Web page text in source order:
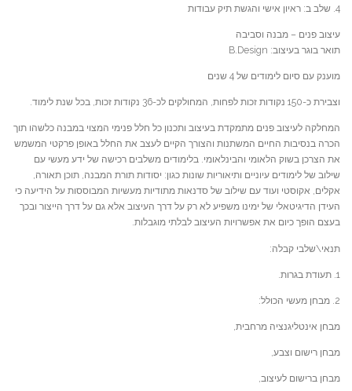
4. שלב ב: ראיון אישי והגשת תיק עבודות
עיצוב פנים – מבנה וסביבה
תואר בוגר בעיצוב: B.Design
מוענק עם סיום לימודים של 4 שנים
וצבירת כ-150 נקודות זכות לפחות, המחולקים לכ-36 נקודות זכות, בכל שנת לימוד.
המחלקה לעיצוב פנים מתמקדת בעיצוב ותכנון כל חלל פנימי המצוי במבנה כלשהו תוך
הכרה בנסיבות החיים המשתנות והצורך הקיים לעצב את החלל באופן פרקטי המשמש
את הצרכן בשוק הלאומי והבינלאומי. בלימודים משלבים רכישה של ידע מעשי עם
שילוב של לימודים עיוניים ותיאוריות שונות כגון: יסודות תורת המבנה, תוכן תאורה,
אקלים, אקוסטי ועוד עם שילוב של סדנאות מתודיות מעשיות המבוססות על הידיעה כי
העידן הדיגיטאלי של ימינו משפיע לא רק על דרך העיצוב אלא גם על דרך הייצור ובכך
בעצם הופך כיום את אפשרויות העיצוב לבלתי מוגבלות.
תנאי\שלבי קבלה:
1. תעודת בגרות.
2. מבחן מעשי הכולל:
מבחן אינטליגנציה מרחבית,
מבחן רישום וצבע,
מבחן ברישום לעיצוב,